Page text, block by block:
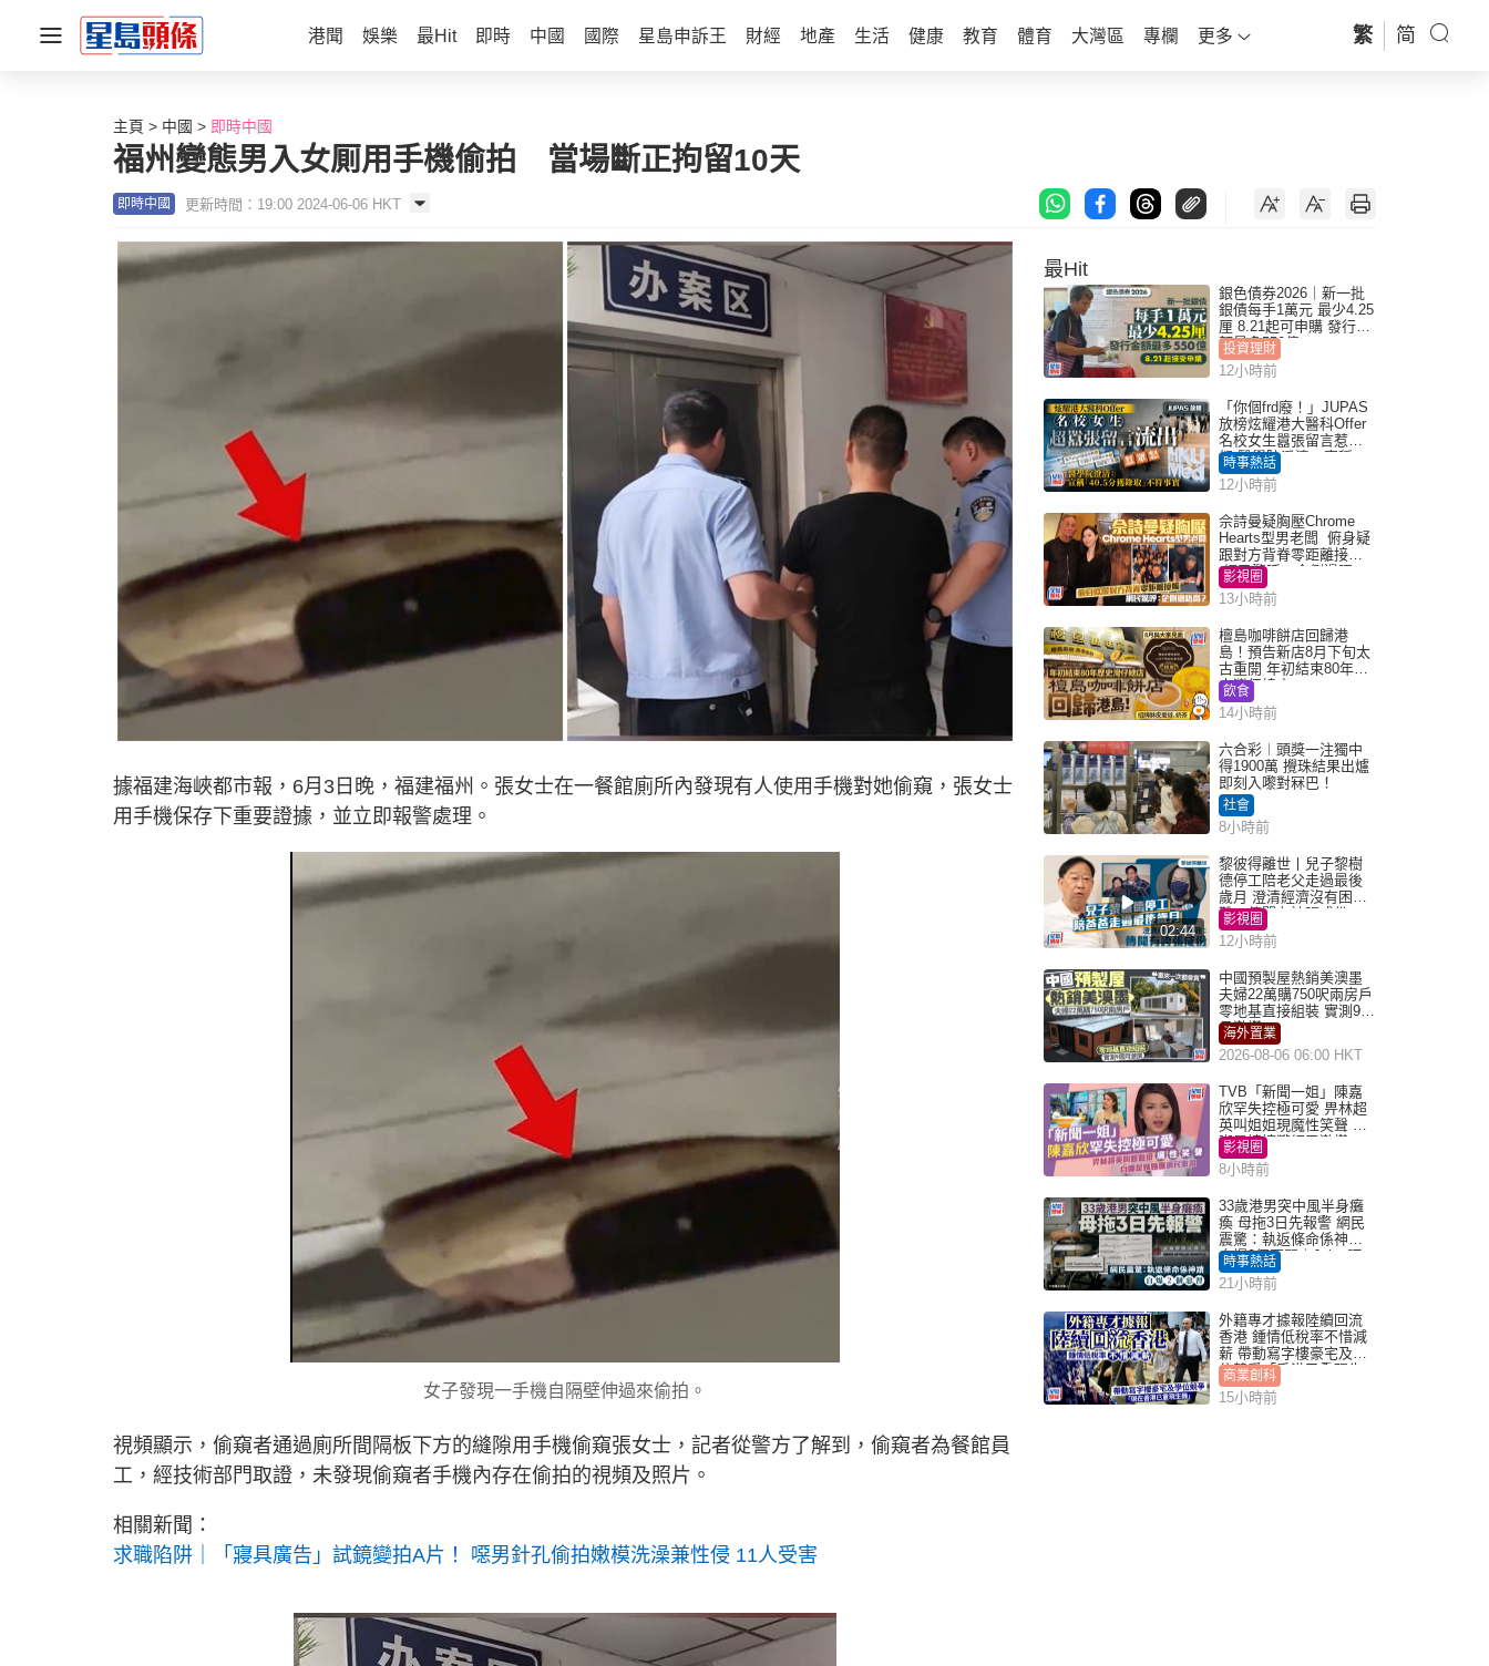
港聞 娛樂 最Hit 即時 中國 國際 星島申訴王 財經 地產 生活 健康 教育 體育 大灣區 專欄 更多 繁 简
主頁 中國 即時中國
福州變態男入女厠用手機偷拍 當場斷正拘留10天
即時中國 更新時間：19:00 2024-06-06 HKT
據福建海峽都市報，6月3日晚，福建福州。張女士在一餐館廁所內發現有人使用手機對她偷窺，張女士
用手機保存下重要證據，並立即報警處理。
女子發現一手機自隔壁伸過來偷拍。
視頻顯示，偷窺者通過廁所間隔板下方的縫隙用手機偷窺張女士，記者從警方了解到，偷窺者為餐館員
工，經技術部門取證，未發現偷窺者手機內存在偷拍的視頻及照片。
相關新聞：
求職陷阱｜「寢具廣告」試鏡變拍A片！ 噁男針孔偷拍嫩模洗澡兼性侵 11人受害
最Hit
銀色債券2026｜新一批
銀債每手1萬元 最少4.25
厘 8.21起可申購 發行金
額最多550億
投資理財
12小時前
「你個frd廢！」JUPAS
放榜炫耀港大醫科Offer
名校女生囂張留言惹眾
怒 醫學院澄清：宣稱
「40.5分獲錄取」不符事
實｜Juicy叮
時事熱話
12小時前
佘詩曼疑胸壓Chrome
Hearts型男老闆 俯身疑
跟對方背脊零距離接觸
網民驚呼：企側邊唔
得？
影視圈
13小時前
檀島咖啡餅店回歸港
島！預告新店8月下旬太
古重開 年初結束80年歷
史灣仔總店
飲食
14小時前
六合彩︱頭獎一注獨中
得1900萬 攪珠結果出爐
即刻入嚟對冧巴！
社會
8小時前
02:44
黎彼得離世丨兒子黎樹
德停工陪老父走過最後
歲月 澄清經濟沒有困
難：傳聞有誇張成份
影視圈
12小時前
中國預製屋熱銷美澳墨
夫婦22萬購750呎兩房戶
零地基直接組裝 實測9個
月激讚
海外置業
2026-08-06 06:00 HKT
TVB「新聞一姐」陳嘉
欣罕失控極可愛 畀林超
英叫姐姐現魔性笑聲 自
嘲是姨姨獲網民激讚
影視圈
8小時前
33歲港男突中風半身癱
瘓 母拖3日先報警 網民
震驚：執返條命係神蹟
自爆2個惡習｜Juicy叮
時事熱話
21小時前
外籍專才據報陸續回流
香港 鍾情低稅率不惜減
薪 帶動寫字樓豪宅及學
位競爭「香港已重現生
機」
商業創科
15小時前